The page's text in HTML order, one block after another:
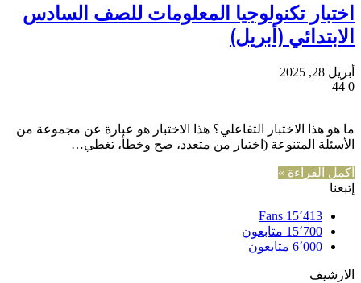
اختبار تكنولوجيا المعلومات للصف السادس
الابتدائي (أبريل)
أبريل 28, 2025
0
ما هو هذا الاختبار التفاعلي؟ هذا الاختبار هو عبارة عن مجموعة من
الأسئلة المتنوعة (اختيار من متعدد، صح وخطأ، تغطي…
أكمل القراءة »
إتبعنا
15٬413 Fans
15٬700 متابعون
6٬000 متابعون
الارشيف